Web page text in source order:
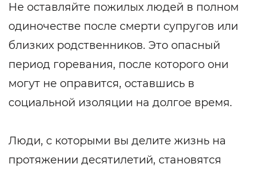
Не оставляйте пожилых людей в полном
одиночестве после смерти супругов или
близких родственников. Это опасный
период горевания, после которого они
могут не оправится, оставшись в
социальной изоляции на долгое время.
Люди, с которыми вы делите жизнь на
протяжении десятилетий, становятся